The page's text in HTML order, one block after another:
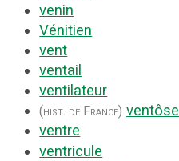
venin
Vénitien
vent
ventail
ventilateur
(hist. de France) ventôse
ventre
ventricule